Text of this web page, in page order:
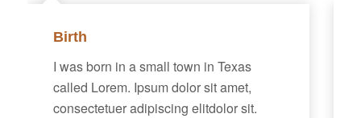
Birth
I was born in a small town in Texas
called Lorem. Ipsum dolor sit amet,
consectetuer adipiscing elitdolor sit.